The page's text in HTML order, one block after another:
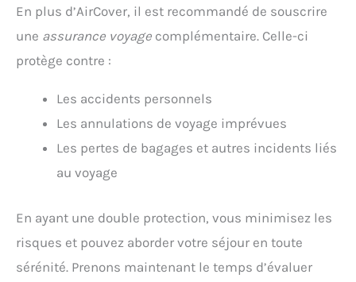
En plus d’AirCover, il est recommandé de souscrire
une assurance voyage complémentaire. Celle-ci
protège contre :
Les accidents personnels
Les annulations de voyage imprévues
Les pertes de bagages et autres incidents liés
au voyage
En ayant une double protection, vous minimisez les
risques et pouvez aborder votre séjour en toute
sérénité. Prenons maintenant le temps d’évaluer